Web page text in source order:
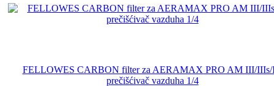
FELLOWES CARBON filter za AERAMAX PRO AM III/
prečišćivač vazduha 1/4